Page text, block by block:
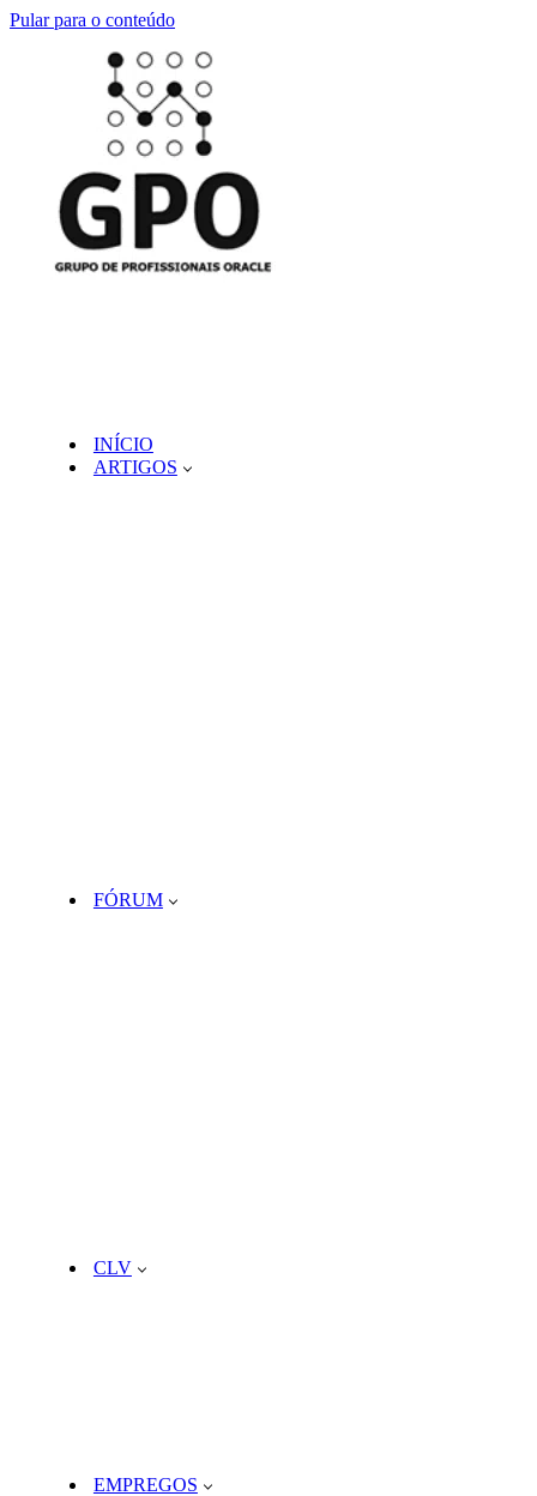
Pular para o conteúdo
INÍCIO
ARTIGOS
FÓRUM
CLV
EMPREGOS